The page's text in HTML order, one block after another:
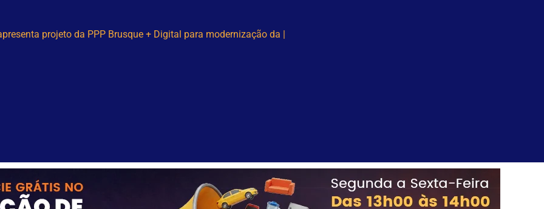
Arno Carlos Gracher terá interdição nesta sexta-feira (7/8)